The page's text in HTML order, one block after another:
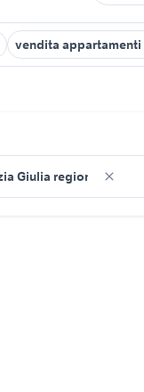
vendita appartamenti